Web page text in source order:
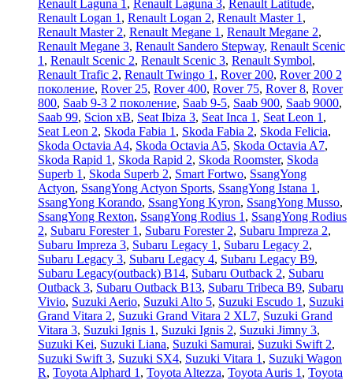
Renault Laguna 1 , Renault Laguna 3, Renault Latitude,
Renault Logan 1 , Renault Logan 2, Renault Master 1 ,
Renault Master 2, Renault Megane 1 , Renault Megane 2,
Renault Megane 3, Renault Sandero Stepway, Renault Scenic
1 , Renault Scenic 2, Renault Scenic 3, Renault Symbol,
Renault Trafic 2, Renault Twingo 1 , Rover 200, Rover 200 2
поколение, Rover 25, Rover 400, Rover 75, Rover 8, Rover
800, Saab 9-3 2 поколение, Saab 9-5, Saab 900, Saab 9000,
Saab 99, Scion xB, Seat Ibiza 3, Seat Inca 1 , Seat Leon 1 ,
Seat Leon 2, Skoda Fabia 1 , Skoda Fabia 2, Skoda Felicia,
Skoda Octavia A4, Skoda Octavia A5, Skoda Octavia A7,
Skoda Rapid 1 , Skoda Rapid 2, Skoda Roomster, Skoda
Superb 1 , Skoda Superb 2, Smart Fortwo, SsangYong
Actyon, SsangYong Actyon Sports, SsangYong Istana 1 ,
SsangYong Korando, SsangYong Kyron, SsangYong Musso,
SsangYong Rexton, SsangYong Rodius 1 , SsangYong Rodius
2, Subaru Forester 1 , Subaru Forester 2, Subaru Impreza 2,
Subaru Impreza 3, Subaru Legacy 1 , Subaru Legacy 2,
Subaru Legacy 3, Subaru Legacy 4, Subaru Legacy B9,
Subaru Legacy(outback) B14, Subaru Outback 2, Subaru
Outback 3, Subaru Outback B13, Subaru Tribeca B9, Subaru
Vivio, Suzuki Aerio, Suzuki Alto 5, Suzuki Escudo 1 , Suzuki
Grand Vitara 2, Suzuki Grand Vitara 2 XL7, Suzuki Grand
Vitara 3, Suzuki Ignis 1 , Suzuki Ignis 2, Suzuki Jimny 3,
Suzuki Kei, Suzuki Liana, Suzuki Samurai, Suzuki Swift 2,
Suzuki Swift 3, Suzuki SX4, Suzuki Vitara 1 , Suzuki Wagon
R, Toyota Alphard 1 , Toyota Altezza, Toyota Auris 1 , Toyota